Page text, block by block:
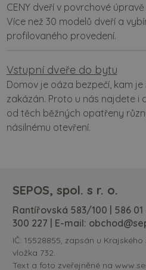
CENY dveří v povrchové
Více než 30 modelů dveří a
profilovaného provedení.
Vstupní dveře do bytu
Domov je oáza bezpečí, kam
zakázán. Proto u nás najdete i
od těch běžných opatřeny
násilnému otevření.
SEPOS, spol. s r. o.
Rantířovská 583/100 | 586
300 227 | E-mail:
IČ: 15528855, zapsán u
vložka 732.
Text a foto zveřejněné na